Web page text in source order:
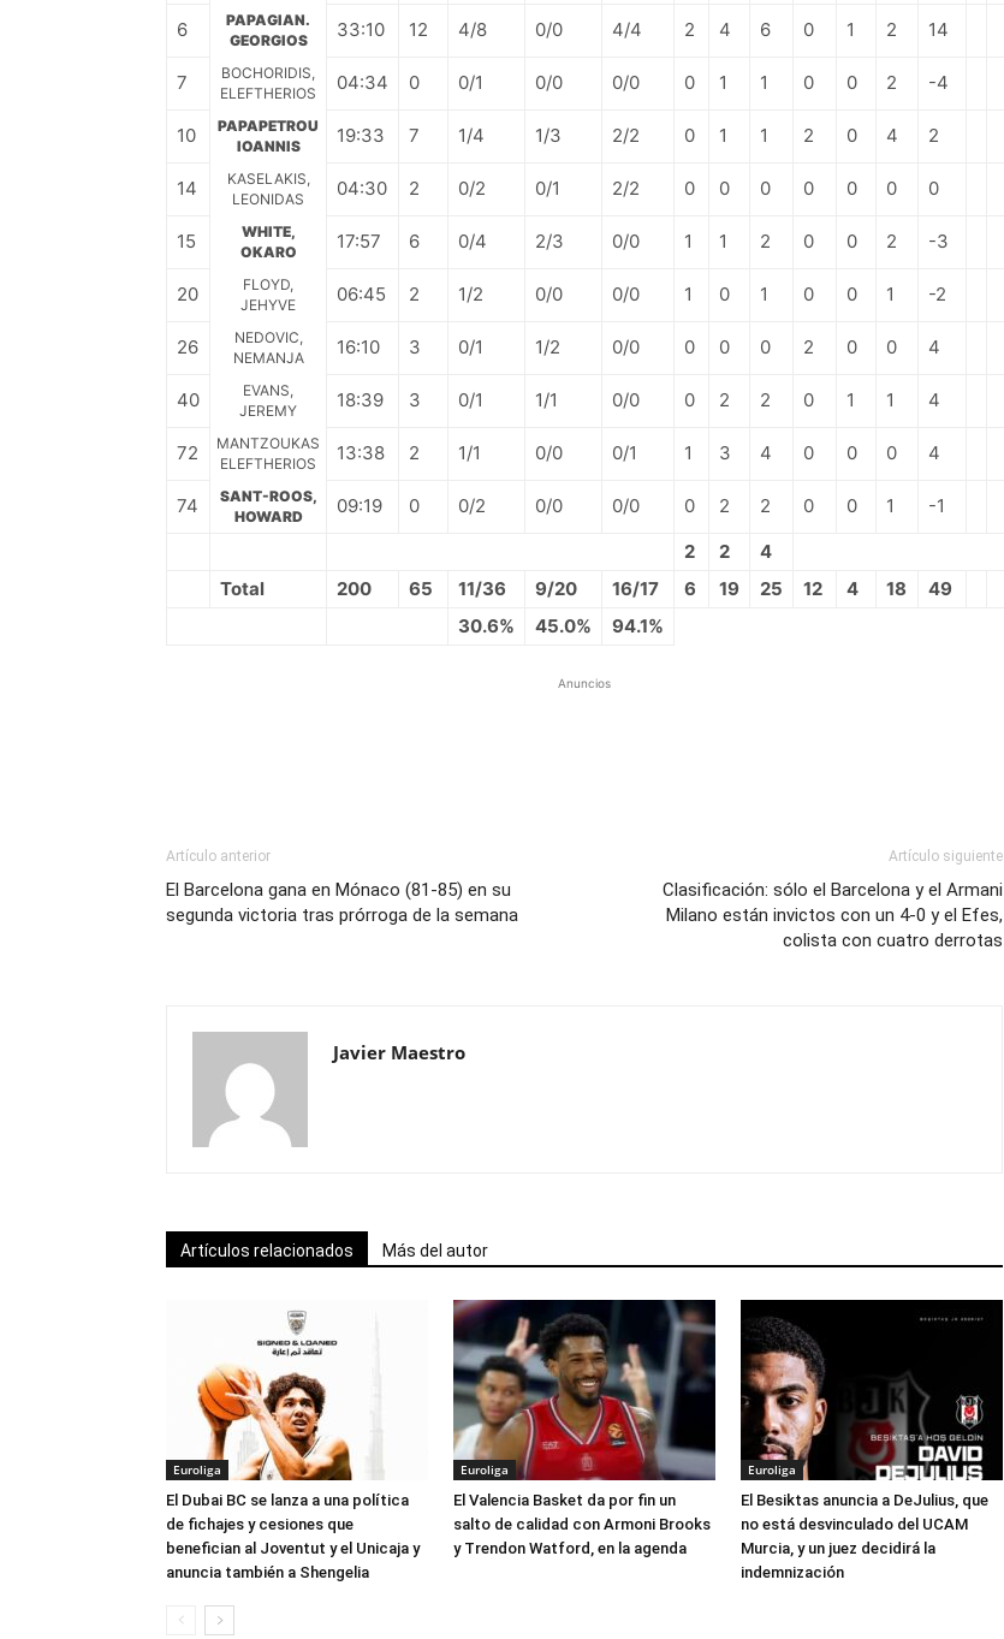
6
PAPAGIAN.
GEORGIOS
33:10 12 4/8 0/0 4/4 2 4 6 0 1 2 14
7
BOCHORIDIS,
ELEFTHERIOS
04:34 0 0/1 0/0 0/0 0 1 1 0 0 2 -4
10
PAPAPETROU
IOANNIS
19:33 7 1/4 1/3 2/2 0 1 1 2 0 4 2
14
KASELAKIS,
LEONIDAS
04:30 2 0/2 0/1 2/2 0 0 0 0 0 0 0
15
WHITE,
OKARO
17:57 6 0/4 2/3 0/0 1 1 2 0 0 2 -3
20
FLOYD,
JEHYVE
06:45 2 1/2 0/0 0/0 1 0 1 0 0 1 -2
26
NEDOVIC,
NEMANJA
16:10 3 0/1 1/2 0/0 0 0 0 2 0 0 4
40
EVANS,
JEREMY
18:39 3 0/1 1/1 0/0 0 2 2 0 1 1 4
72
MANTZOUKAS
ELEFTHERIOS
13:38 2 1/1 0/0 0/1 1 3 4 0 0 0 4
74
SANT-ROOS,
HOWARD
09:19 0 0/2 0/0 0/0 0 2 2 0 0 1
-1
2
2
4
Total
200 65 11/36 9/20 16/17 6 19 25 12 4 18
49
30.6%
45.0% 94.1%
Anuncios
Artículo anterior
El Barcelona gana en Mónaco (81-85) en su
segunda victoria tras prórroga de la semana
Artículo siguiente
Clasificación: sólo el Barcelona y el Armani
Milano están invictos con un 4-0 y el Efes,
colista con cuatro derrotas
Javier Maestro
Artículos relacionados Más del autor
Euroliga
El Dubai BC se lanza a una política
de fichajes y cesiones que
benefician al Joventut y el Unicaja y
anuncia también a Shengelia
Euroliga
El Valencia Basket da por fin un
salto de calidad con Armoni Brooks
y Trendon Watford, en la agenda
Euroliga
El Besiktas anuncia a DeJulius, que
no está desvinculado del UCAM
Murcia, y un juez decidirá la
indemnización